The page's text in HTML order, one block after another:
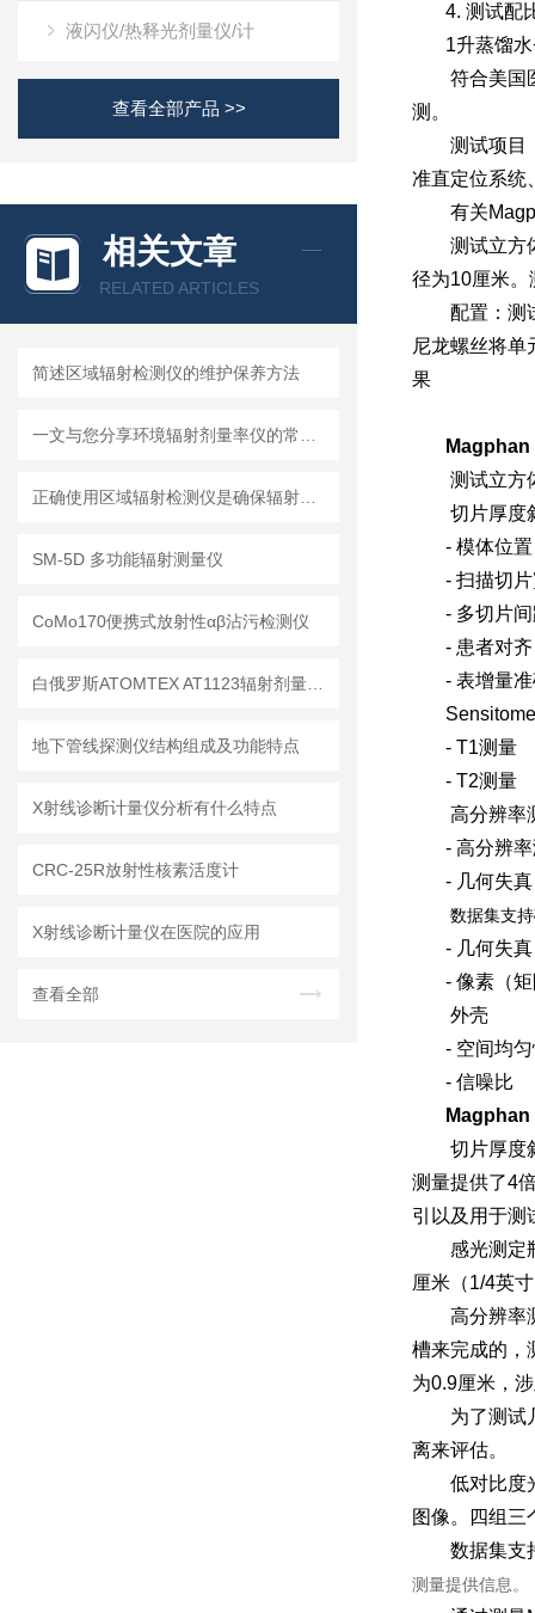
液闪仪/热释光剂量仪/计
查看全部产品 >>
相关文章
RELATED ARTICLES
简述区域辐射检测仪的维护保养方法
SM-5D 多功能辐射测量仪
CoMo170便携式放射性αβ沾污检测仪
地下管线探测仪结构组成及功能特点
X射线诊断计量仪分析有什么特点
CRC-25R放射性核素活度计
X射线诊断计量仪在医院的应用
查看全部
4. 测试配
1升蒸馏水
符合美国医
测。
测试项目：
准直定位系统
有关
测试立方体
径为10厘米。
配置：测
尼龙螺丝将单
果
Magphan
测试立方体
切片厚度
- 模体位置
- 扫描切
- 多切片
- 患者对
- 表增量
- T1测量
- T2测量
高分辨率
- 高分辨
- 几何失真
数据集支
- 几何失真
- 像素（
外壳
- 空间均
- 信噪比
Magphan
切片厚度斜
测量提供了4
引以及用于测
感光测定瓶
厘米（1/4英
高分辨率测
槽来完成的，
为0.9厘米，
为了测试几
离来评估。
低对比度光
图像。四组三
数据集支
测量提供信息。